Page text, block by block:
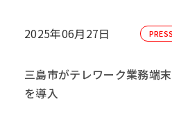
2025年06月27日
三島市がテレワーク業務端
を導入